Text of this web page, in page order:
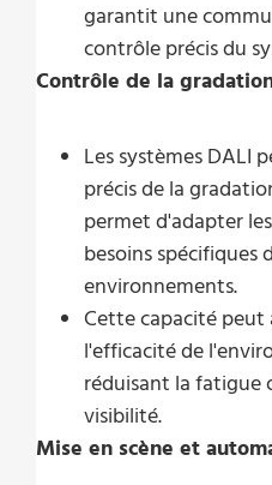
garantit une
contrôle précis du
Contrôle de la
Les systèmes DALI
précis de la
permet d'adapter
besoins spécifiques
environnements.
Cette capacité
l'efficacité de
réduisant la fatigue
visibilité.
Mise en scène et